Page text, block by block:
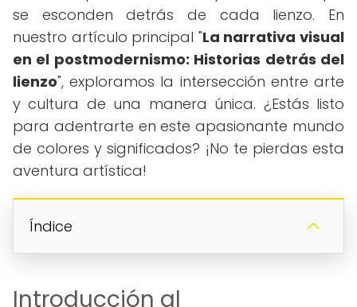
se esconden detrás de cada lienzo. En
nuestro artículo principal "La narrativa visual
en el postmodernismo: Historias detrás del
lienzo", exploramos la intersección entre arte
y cultura de una manera única. ¿Estás listo
para adentrarte en este apasionante mundo
de colores y significados? ¡No te pierdas esta
aventura artística!
Índice
Introducción al